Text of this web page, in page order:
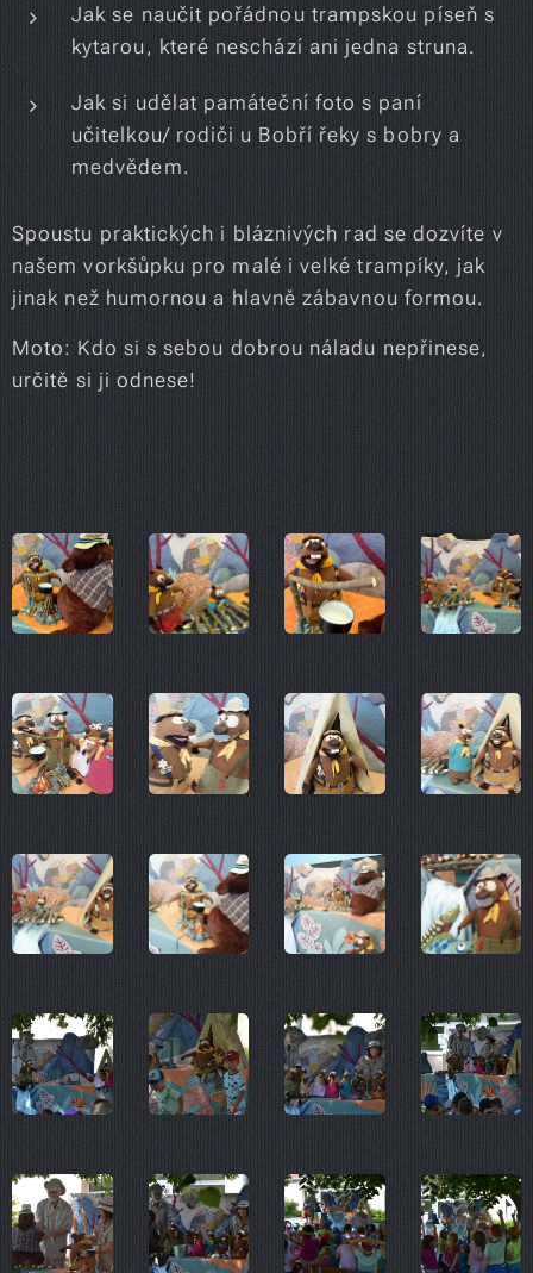
Jak se naučit pořádnou trampskou píseň s
kytarou, které neschází ani jedna struna.
Jak si udělat památeční foto s paní
učitelkou/ rodiči u Bobří řeky s bobry a
medvědem.
Spoustu praktických i bláznivých rad se dozvíte v
našem vorkšůpku pro malé i velké trampíky, jak
jinak než humornou a hlavně zábavnou formou.
Moto: Kdo si s sebou dobrou náladu nepřinese,
určitě si ji odnese!